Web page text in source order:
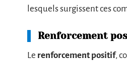
lesquels surgissent ces
Renforcement
Le renforcement positif,